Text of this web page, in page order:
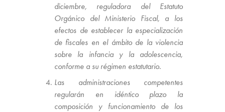
diciembre, reguladora del Estatuto
Orgánico del Ministerio Fiscal, a los
efectos de establecer la especialización
de fiscales en el ámbito de la violencia
sobre la infancia y la adolescencia,
conforme a su régimen estatutario.
Las administraciones competentes
regularán en idéntico plazo la
composición y funcionamiento de los